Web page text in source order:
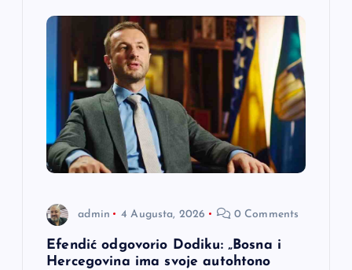
admin 4 Augusta, 2026 0 Comments
Efendić odgovorio Dodiku: „Bosna i
Hercegovina ima svoje autohtono